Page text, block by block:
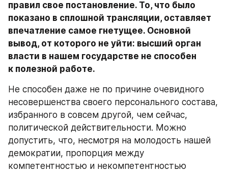
правил свое постановление. То, что было
показано в сплошной трансляции, оставляет
впечатление самое гнетущее. Основной
вывод, от которого не уйти: высший орган
власти в нашем государстве не способен
к полезной работе.
Не способен даже не по причине очевидного
несовершенства своего персонального состава,
избранного в совсем другой, чем сейчас,
политической действительности. Можно
допустить, что, несмотря на молодость нашей
демократии, пропорция между
компетентностью и некомпетентностью